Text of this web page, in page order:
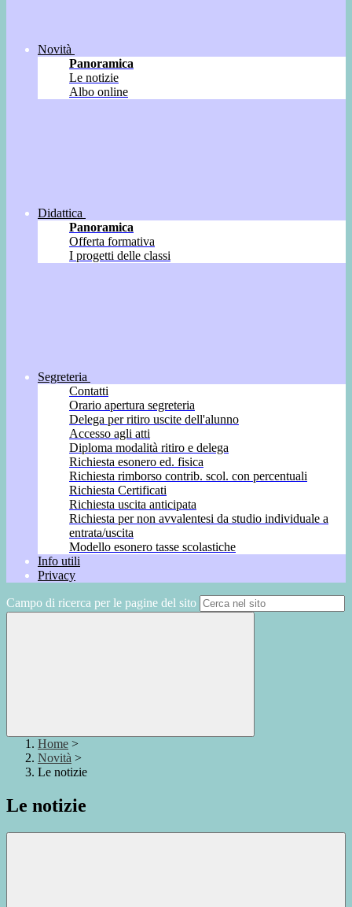
Novità
Panoramica
Le notizie
Albo online
Didattica
Panoramica
Offerta formativa
I progetti delle classi
Segreteria
Contatti
Orario apertura segreteria
Delega per ritiro uscite dell'alunno
Accesso agli atti
Diploma modalità ritiro e delega
Richiesta esonero ed. fisica
Richiesta rimborso contrib. scol. con percentuali
Richiesta Certificati
Richiesta uscita anticipata
Richiesta per non avvalentesi da studio individuale a
entrata/uscita
Modello esonero tasse scolastiche
Info utili
Privacy
Campo di ricerca per le pagine del sito
Home >
Novità >
Le notizie
Le notizie